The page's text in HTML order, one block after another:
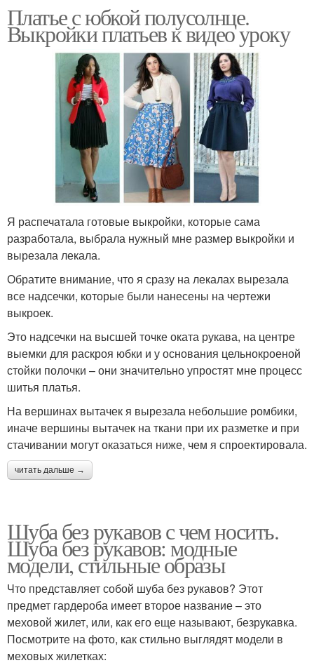
Платье с юбкой полусолнце.
Выкройки платьев к видео уроку
Я распечатала готовые выкройки, которые сама
разработала, выбрала нужный мне размер выкройки и
вырезала лекала.
Обратите внимание, что я сразу на лекалах вырезала
все надсечки, которые были нанесены на чертежи
выкроек.
Это надсечки на высшей точке оката рукава, на центре
выемки для раскроя юбки и у основания цельнокроеной
стойки полочки – они значительно упростят мне процесс
шитья платья.
На вершинах вытачек я вырезала небольшие ромбики,
иначе вершины вытачек на ткани при их разметке и при
стачивании могут оказаться ниже, чем я спроектировала.
читать дальше →
Шуба без рукавов с чем носить.
Шуба без рукавов: модные
модели, стильные образы
Что представляет собой шуба без рукавов? Этот
предмет гардероба имеет второе название – это
меховой жилет, или, как его еще называют, безрукавка.
Посмотрите на фото, как стильно выглядят модели в
меховых жилетках: